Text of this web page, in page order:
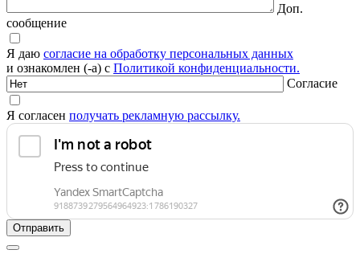
Доп.
сообщение
Я даю согласие на обработку персональных данных
и ознакомлен (-а) с Политикой конфиденциальности.
Согласие
Я согласен получать рекламную рассылку.